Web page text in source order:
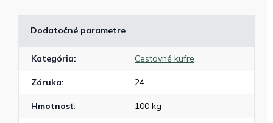
Dodatočné parametre
Kategória: Cestovné kufre
Záruka: 24
Hmotnosť: 100 kg